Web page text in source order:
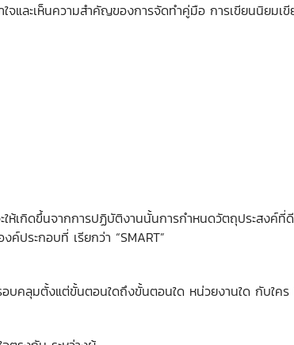
ใจและเห็นความสำคัญของการจัดทำคู่มือ การเขียนนิย
ดขึ้นจากการปฏิบัติงานนั้นการกำหนดวัตถุประสงค์ที่ดี
ประกอบที่ เรียกว่า “SMART”
มตั้งแต่ขั้นตอนใดถึงขั้นตอนใด หน่วยงานใด กับใคร